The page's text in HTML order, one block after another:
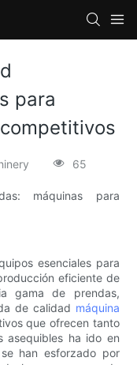
para
65
máquinas para
esenciales para
eficiente de
gama de prendas,
de calidad máquina
que ofrecen tanto
asequibles ha ido en
han esforzado por